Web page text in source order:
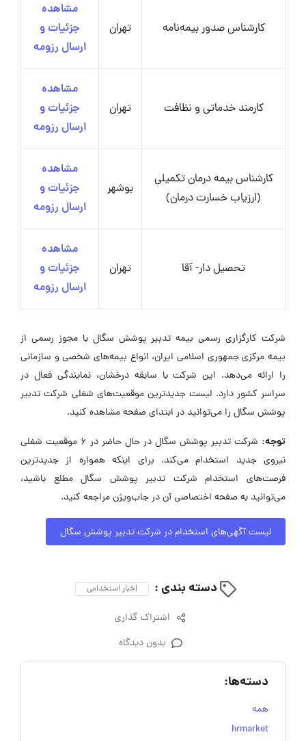
کارشناس صدور بیمه‌نامه تهران
مشاهده
جزئیات و
ارسال رزومه
کارمند خدماتی و نظافت تهران
مشاهده
جزئیات و
ارسال رزومه
کارشناس بیمه درمان تکمیلی
(ارزیاب خسارت درمان)
بوشهر
مشاهده
جزئیات و
ارسال رزومه
تحصیل دار- آقا تهران
مشاهده
جزئیات و
ارسال رزومه
شرکت کارگزاری رسمی بیمه تدبیر پوشش سگال با مجوز رسمی از
بیمه مرکزی جمهوری اسلامی ایران، انواع بیمه‌های شخصی و سازمانی
را ارائه می‌دهد. این شرکت با سابقه درخشان، نمایندگی فعال در
سراسر کشور دارد. لیست جدیدترین موقعیت‌های شغلی شرکت تدبیر
پوشش سگال را می‌توانید در ابتدای صفحه مشاهده کنید.
توجه:
شرکت تدبیر پوشش سگال در حال حاضر در ۶ موقعیت شغلی
نیروی جدید استخدام می‌کند. برای اینکه همواره از جدیدترین
فرصت‌های استخدام شرکت تدبیر پوشش سگال مطلع باشید،
می‌توانید به صفحه اختصاصی آن در جاب‌ویژن مراجعه کنید.
لیست آگهی‌های استخدام در شرکت تدبیر پوشش سگال
دسته بندی : اخبار استخدامی
اشتراک گذاری
بدون دیدگاه
دسته‌ها:
همه
hrmarket